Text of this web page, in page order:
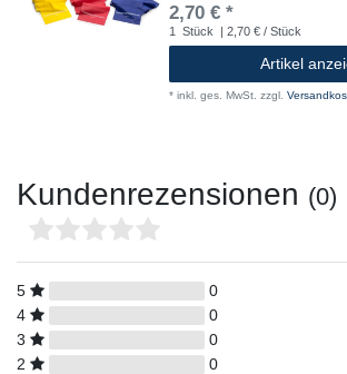
2,70 € *
1 Stück | 2,70 € / Stück
Artikel
* inkl. ges. MwSt. zzgl.
Kundenrezensionen (0)
5
0
4
0
3
0
2
0